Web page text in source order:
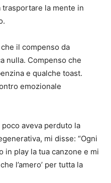
trasportare la mente in
il compenso da
nulla. Compenso che
e qualche toast.
emozionale
aveva perduto la
mi disse: “Ogni
in play la tua canzone e mi
l’amero’ per tutta la